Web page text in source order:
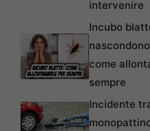
intervenire
Incubo
come
sempre
Incidente